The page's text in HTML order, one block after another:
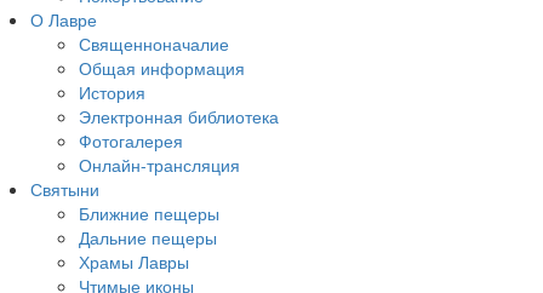
О Лавре
Священноначалие
Общая информация
История
Электронная библиотека
Фотогалерея
Онлайн-трансляция
Святыни
Ближние пещеры
Дальние пещеры
Храмы Лавры
Чтимые иконы